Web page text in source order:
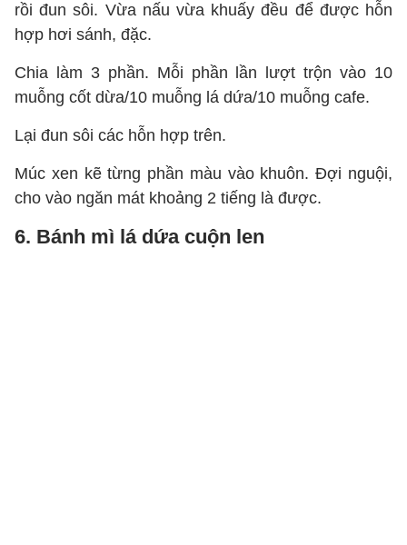
rồi đun sôi. Vừa nấu vừa khuấy đều để được hỗn
hợp hơi sánh, đặc.
Chia làm 3 phần. Mỗi phần lần lượt trộn vào 10
muỗng cốt dừa/10 muỗng lá dứa/10 muỗng cafe.
Lại đun sôi các hỗn hợp trên.
Múc xen kẽ từng phần màu vào khuôn. Đợi nguội,
cho vào ngăn mát khoảng 2 tiếng là được.
6. Bánh mì lá dứa cuộn len